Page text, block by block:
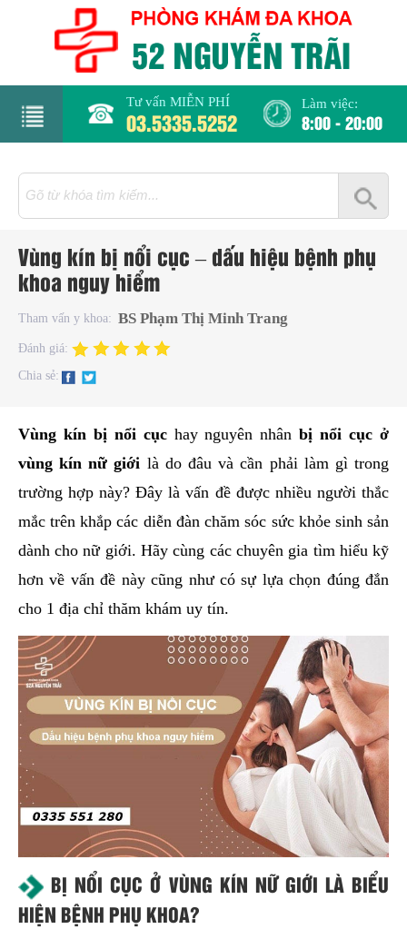
Tư vấn MIỄN PHÍ
03.5335.5252
Làm việc:
8:00 - 20:00
Vùng kín bị nổi cục – dấu hiệu bệnh phụ
khoa nguy hiểm
Tham vấn y khoa: BS Phạm Thị Minh Trang
Đánh giá:
Chia sẻ:
Vùng kín bị nổi cục hay nguyên nhânbị nổi cục ở
vùng kín nữ giới là do đâu và cần phải làm gì trong
trường hợp này? Đây là vấn đề được nhiều người thắc
mắc trên khắp các diễn đàn chăm sóc sức khỏe sinh sản
dành cho nữ giới. Hãy cùng các chuyên gia tìm hiểu kỹ
hơn về vấn đề này cũng như có sự lựa chọn đúng đắn
cho 1 địa chỉ thăm khám uy tín.
BỊ NỔI CỤC Ở VÙNG KÍN NỮ GIỚI LÀ BIỂU
HIỆN BỆNH PHỤ KHOA?